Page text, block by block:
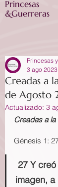
Princesas
&Guerreras
Creadas a
de Agosto
Princesas
3 ago 2023
Actualizado: 3
Creadas a
Génesis 1:
imagen,